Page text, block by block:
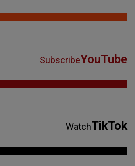
SubscribeYouTube
WatchTikTok